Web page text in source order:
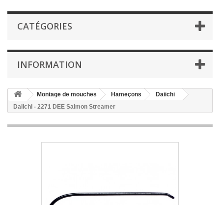
CATÉGORIES
INFORMATION
Montage de mouches Hameçons
Daiichi
Daiichi - 2271 DEE Salmon Streamer